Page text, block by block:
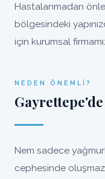
Hastalanmadan
bölgesindeki
için kurumsal
NEDEN ÖNEMLI?
Nem sadece
cephesinde